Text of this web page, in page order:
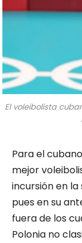
El voleibolista
Para el
mejor
incursión en
pues en su
fuera de los
Polonia no